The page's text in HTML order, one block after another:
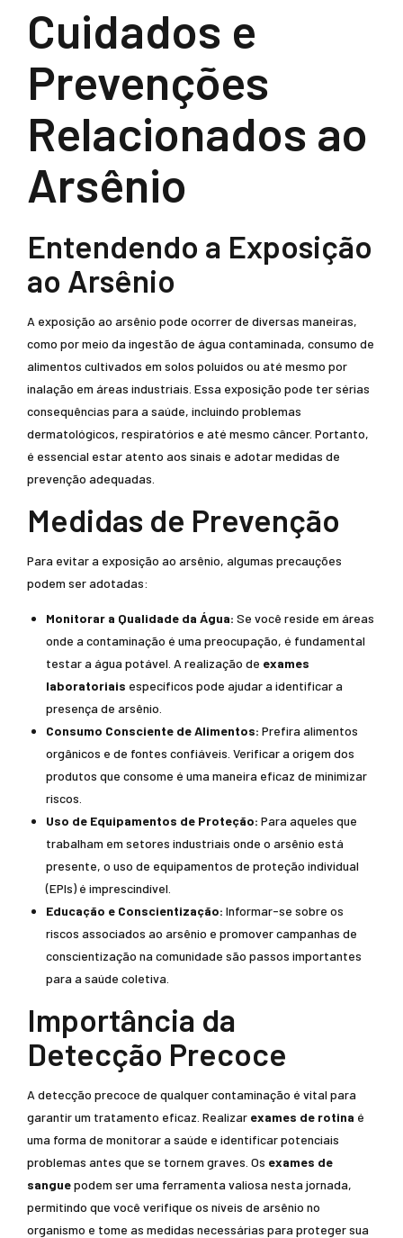
Cuidados e
Prevenções
Relacionados ao
Arsênio
Entendendo a Exposição
ao Arsênio
A exposição ao arsênio pode ocorrer de diversas maneiras,
como por meio da ingestão de água contaminada, consumo de
alimentos cultivados em solos poluídos ou até mesmo por
inalação em áreas industriais. Essa exposição pode ter sérias
consequências para a saúde, incluindo problemas
dermatológicos, respiratórios e até mesmo câncer. Portanto,
é essencial estar atento aos sinais e adotar medidas de
prevenção adequadas.
Medidas de Prevenção
Para evitar a exposição ao arsênio, algumas precauções
podem ser adotadas:
Monitorar a Qualidade da Água: Se você reside em áreas
onde a contaminação é uma preocupação, é fundamental
testar a água potável. A realização de exames
laboratoriais específicos pode ajudar a identificar a
presença de arsênio.
Consumo Consciente de Alimentos: Prefira alimentos
orgânicos e de fontes confiáveis. Verificar a origem dos
produtos que consome é uma maneira eficaz de minimizar
riscos.
Uso de Equipamentos de Proteção: Para aqueles que
trabalham em setores industriais onde o arsênio está
presente, o uso de equipamentos de proteção individual
(EPIs) é imprescindível.
Educação e Conscientização: Informar-se sobre os
riscos associados ao arsênio e promover campanhas de
conscientização na comunidade são passos importantes
para a saúde coletiva.
Importância da
Detecção Precoce
A detecção precoce de qualquer contaminação é vital para
garantir um tratamento eficaz. Realizar exames de rotina é
uma forma de monitorar a saúde e identificar potenciais
problemas antes que se tornem graves. Os exames de
sanguepodem ser uma ferramenta valiosa nesta jornada,
permitindo que você verifique os níveis de arsênio no
organismo e tome as medidas necessárias para proteger sua